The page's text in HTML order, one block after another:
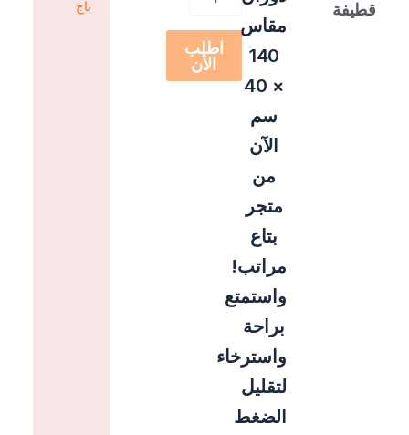
قطيفة
مقاس
140
× 40
سم
الآن
من
متجر
بتاع
مراتب!
واستمتع
براحة
واسترخاء
لتقليل
الضغط
قطيفة
اطلب
الأن
باج